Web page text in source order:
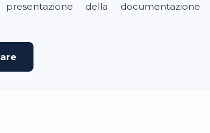
della documentazione